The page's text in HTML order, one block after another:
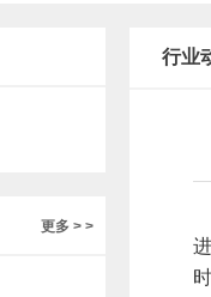
更多 > >
行业